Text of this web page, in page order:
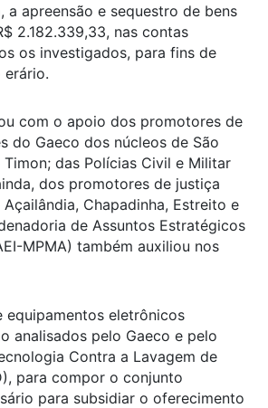
a apreensão e sequestro de bens
2.182.339,33, nas contas
os investigados, para fins de
erário.
com o apoio dos promotores de
do Gaeco dos núcleos de São
das Polícias Civil e Militar
dos promotores de justiça
Chapadinha, Estreito e
de Assuntos Estratégicos
MPMA) também auxiliou nos
equipamentos eletrônicos
analisados pelo Gaeco e pelo
Contra a Lavagem de
para compor o conjunto
para subsidiar o oferecimento